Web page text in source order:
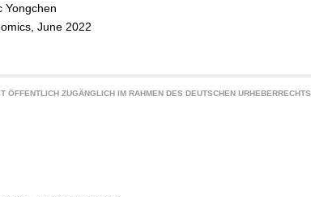
Yongchen
June 2022
ÖFFENTLICH ZUGÄNGLICH IM RAHMEN DES DEUTSCHEN URHEBERRECHTS.